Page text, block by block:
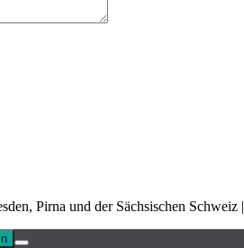
Pirna und der Sächsischen Schweiz |